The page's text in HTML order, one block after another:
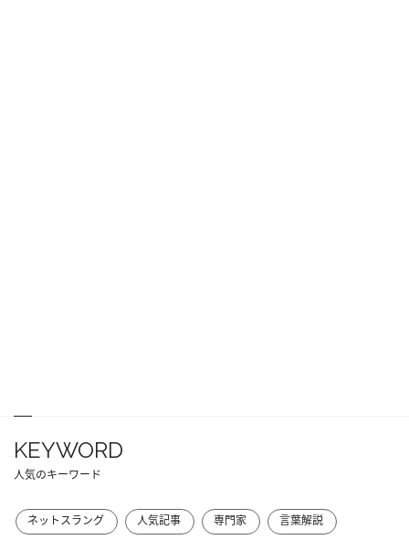
KEYWORD
人気のキーワード
ネットスラング 人気記事 専門家
言葉解説